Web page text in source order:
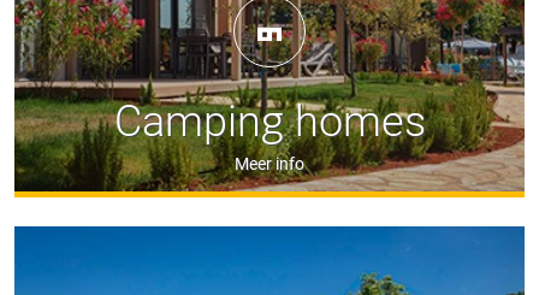
Camping homes
Meer info